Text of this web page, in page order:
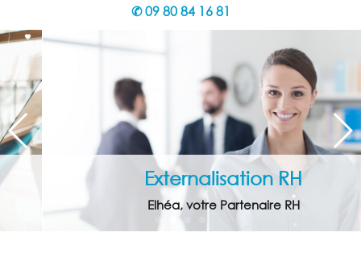
✆09 80 84 16 81
Externalisation RH
Elhéa, votre Partenaire RH